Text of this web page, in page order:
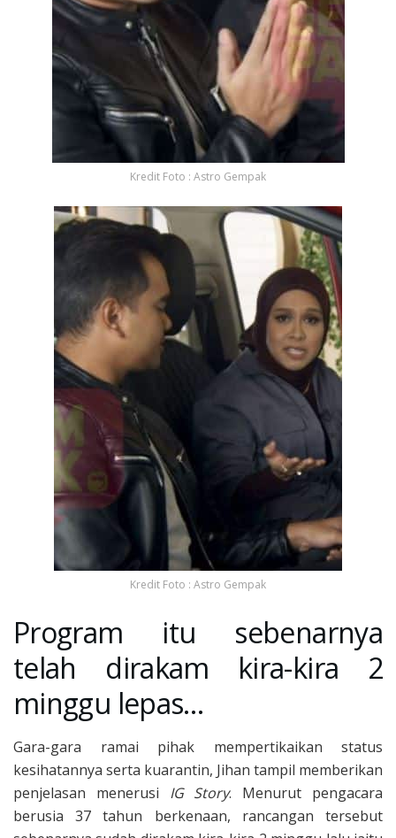
Kredit Foto : Astro Gempak
Kredit Foto : Astro Gempak
Program itu sebenarnya
telah dirakam kira-kira 2
minggu lepas…
Gara-gara ramai pihak mempertikaikan status
kesihatannya serta kuarantin, Jihan tampil memberikan
penjelasan menerusi IG Story. Menurut pengacara
berusia 37 tahun berkenaan, rancangan tersebut